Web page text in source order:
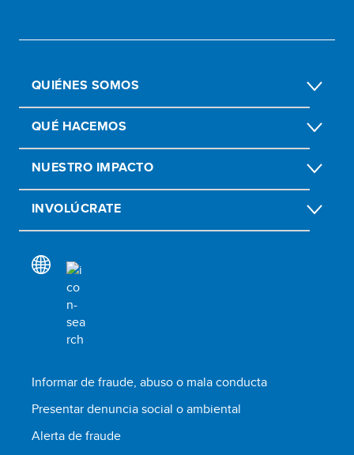
QUIÉNES SOMOS
QUÉ HACEMOS
NUESTRO IMPACTO
INVOLÚCRATE
Informar de fraude, abuso o mala conducta
Presentar denuncia social o ambiental
Alerta de fraude